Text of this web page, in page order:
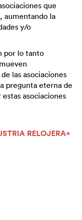
que
aumentando la
y/o
por lo tanto
las asociaciones
pregunta eterna de
asociaciones
RELOJERA»